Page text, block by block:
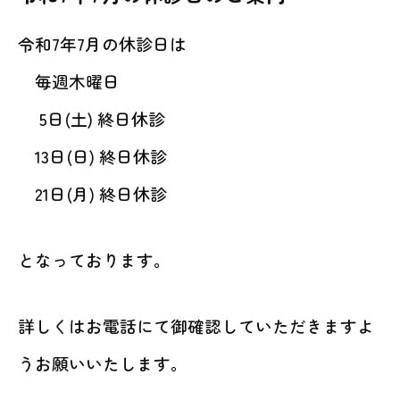
お気軽にお問い合わせ
ください。
9:00-12:00/15:00-19:00｜木曜休診
092-321-2565
令和7年7月の休診日は
毎週木曜日
5日(土) 終日休診
13日(日) 終日休診
21日(月) 終日休診
となっております。
詳しくはお電話にて御確認していただきますよ
うお願いいたします。